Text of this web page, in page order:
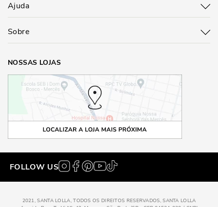
Ajuda
Sobre
NOSSAS LOJAS
FOLLOW US
2021, SANTA LOLLA, TODOS OS DIREITOS RESERVADOS, SANTA LOLLA